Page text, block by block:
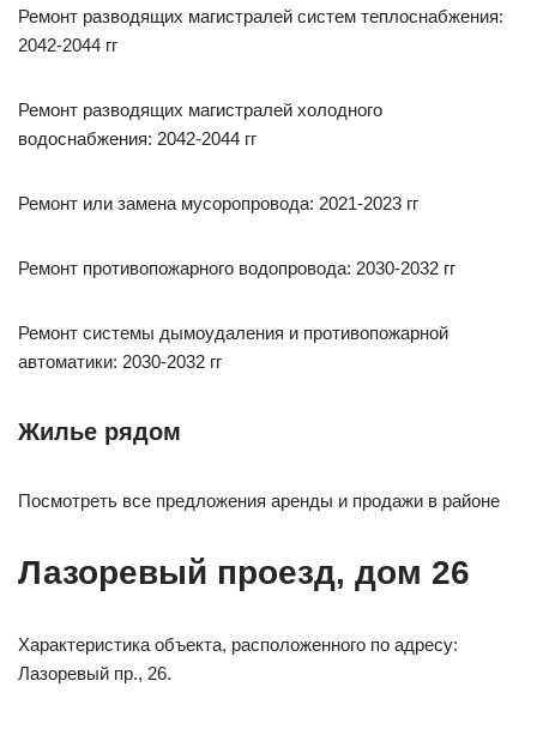
Ремонт разводящих магистралей систем теплоснабжения:
2042-2044 гг
Ремонт разводящих магистралей холодного
водоснабжения: 2042-2044 гг
Ремонт или замена мусоропровода: 2021-2023 гг
Ремонт противопожарного водопровода: 2030-2032 гг
Ремонт системы дымоудаления и противопожарной
автоматики: 2030-2032 гг
Жилье рядом
Посмотреть все предложения аренды и продажи в районе
Лазоревый проезд, дом 26
Характеристика объекта, расположенного по адресу:
Лазоревый пр., 26.